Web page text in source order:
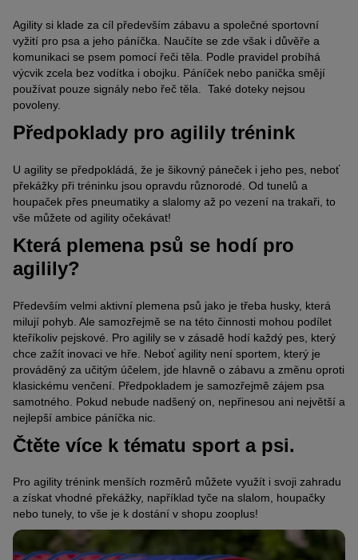
Agility si klade za cíl především zábavu a společné sportovní
vyžití pro psa a jeho páníčka. Naučíte se zde však i důvěře a
komunikaci se psem pomocí řeči těla. Podle pravidel probíhá
výcvik zcela bez vodítka i obojku. Páníček nebo panička smějí
používat pouze signály nebo řeč těla. Také doteky nejsou
povoleny.
Předpoklady pro agilily trénink
U agility se předpokládá, že je šikovný páneček i jeho pes, neboť
překážky při tréninku jsou opravdu různorodé. Od tunelů a
houpaček přes pneumatiky a slalomy až po vezení na trakaři, to
vše můžete od agility očekávat!
Která plemena psů se hodí pro
agilily?
Především velmi aktivní plemena psů jako je třeba husky, která
milují pohyb. Ale samozřejmě se na této činnosti mohou podílet
kteříkoliv pejskové. Pro agilily se v zásadě hodí každý pes, který
chce zažít inovaci ve hře. Neboť agility není sportem, který je
prováděný za učitým účelem, jde hlavně o zábavu a změnu oproti
klasickému venčení. Předpokladem je samozřejmě zájem psa
samotného. Pokud nebude nadšený on, nepřinesou ani největší a
nejlepší ambice páníčka nic.
Čtěte více k tématu sport a psi.
Pro agility trénink menších rozměrů můžete využít i svoji zahradu
a získat vhodné překážky, například tyče na slalom, houpačky
nebo tunely, to vše je k dostání v shopu zooplus!